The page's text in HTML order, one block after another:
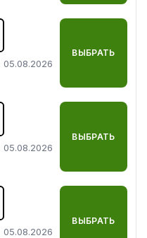
05.08.2026
ВЫБРАТЬ
05.08.2026
ВЫБРАТЬ
05.08.2026
ВЫБРАТЬ